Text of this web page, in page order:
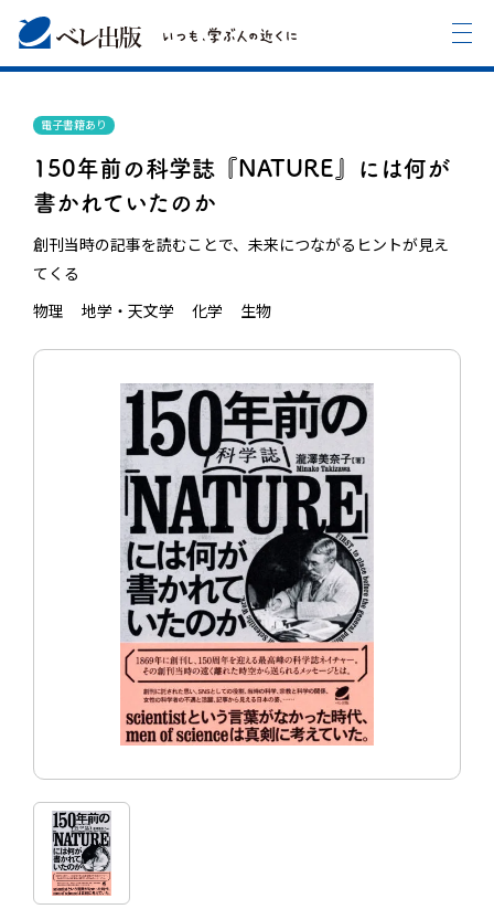
電子書籍あり
150年前の科学誌『NATURE』には何が
書かれていたのか
創刊当時の記事を読むことで、未来につながるヒントが見え
てくる
物理 地学・天文学 化学 生物